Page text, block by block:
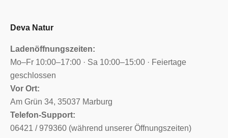
Deva Natur
Ladenöffnungszeiten:
Mo–Fr 10:00–17:00 · Sa 10:00–15:00 · Feiertage
geschlossen
Vor Ort:
Am Grün 34, 35037 Marburg
Telefon-Support:
06421 / 979360 (während unserer Öffnungszeiten)